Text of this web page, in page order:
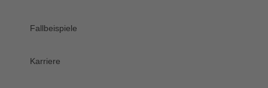
Fallbeispiele
Karriere